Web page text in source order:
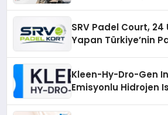
SRV Padel Court,
Yapan Türkiye’nin
Kleen-Hy-Dro-Gen
Emisyonlu Hidrojen